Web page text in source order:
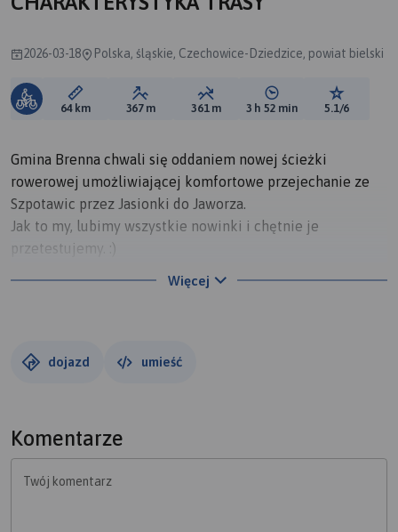
2026-03-18 Polska, śląskie, Czechowice-Dziedzice, powiat bielski
Długość trasy:
64 km Suma przewyższeń:
367 m Suma spadków:
361 m Średni czas potrzebny
3 h 52 min Ocena
5.1/6
Gmina Brenna chwali się oddaniem nowej ścieżki
rowerowej umożliwiającej komfortowe przejechanie ze
Szpotawic przez Jasionki do Jaworza.
Jak to my, lubimy wszystkie nowinki i chętnie je
przetestujemy. :)
kupa kamieni, a jak jest teraz?
Więcej
dojazd umieść
Komentarze
Twój komentarz